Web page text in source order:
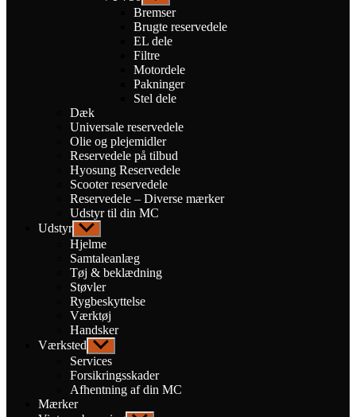
undermenu
Bremser
Brugte reservedele
EL dele
Filtre
Motordele
Pakninger
Stel dele
Dæk
Universale reservedele
Olie og plejemidler
Reservedele på tilbud
Hyosung Reservedele
Scooter reservedele
Reservedele – Diverse mærker
Udstyr til din MC
Udstyr Vis
undermenu
Hjelme
Samtaleanlæg
Tøj & beklædning
Støvler
Rygbeskyttelse
Værktøj
Handsker
Værksted Vis
undermenu
Services
Forsikringsskader
Afhentning af din MC
Mærker